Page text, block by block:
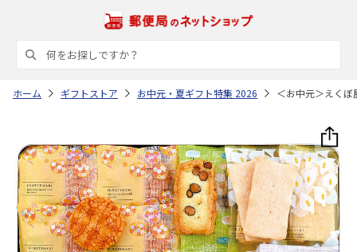
ホーム ギフトストア お中元・夏ギフト特集 2026 ＜お中元＞えく